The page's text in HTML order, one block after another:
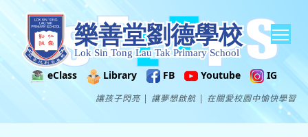
eClass Library FB Youtube IG
讓孩子閃亮 | 讓夢想啟航 | 在關愛校園中愉快學習